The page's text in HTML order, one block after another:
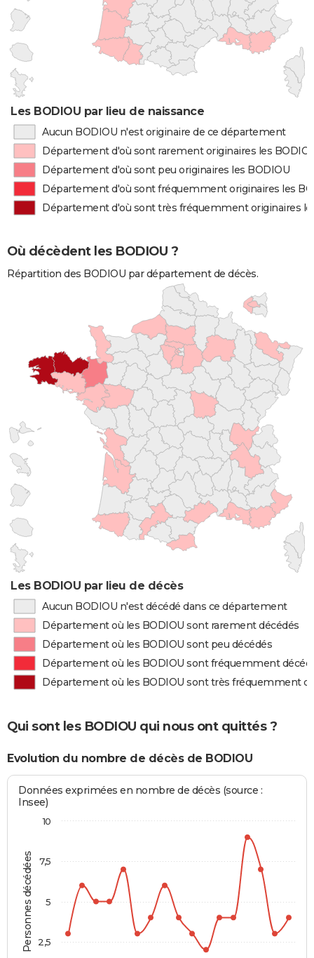
Les BODIOU par lieu de naissance
Aucun BODIOU n'est originaire de ce département
Département d'où sont rarement originaires les
Département d'où sont peu originaires les BODIOU
Département d'où sont fréquemment originaires les
Département d'où sont très fréquemment originaires
Où décèdent les BODIOU ?
Répartition des BODIOU par département de décès.
Les BODIOU par lieu de décès
Aucun BODIOU n'est décédé dans ce département
Département où les BODIOU sont rarement décédés
Département où les BODIOU sont peu décédés
Département où les BODIOU sont fréquemment
Département où les BODIOU sont très fréquemment
Qui sont les BODIOU qui nous ont quittés ?
Evolution du nombre de décès de BODIOU
Personnes décédées
Données exprimées en nombre de décès (source :
Insee)
10
2,5
5
7,5